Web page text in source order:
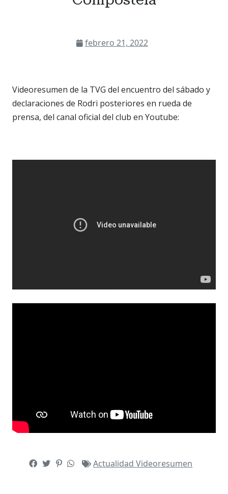
febrero 21, 2022
Videoresumen de la TVG del encuentro del sábado y
declaraciones de Rodri posteriores en rueda de
prensa, del canal oficial del club en Youtube:
ActualidadVideoresumen